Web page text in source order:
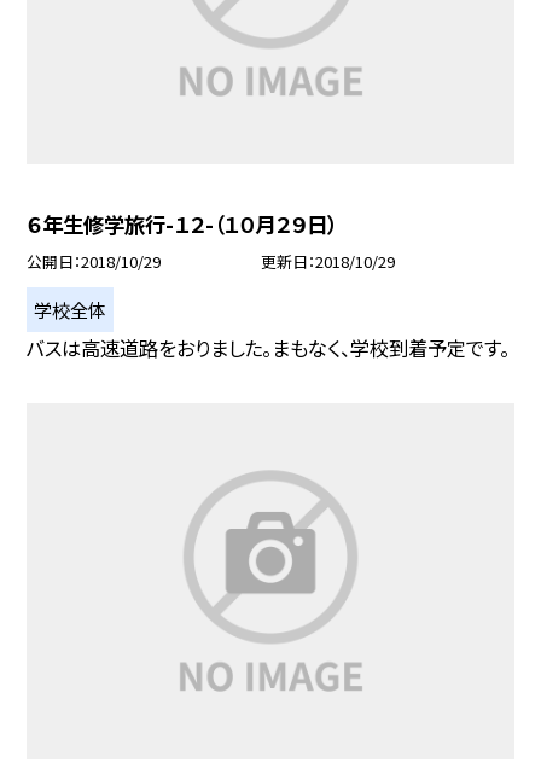
６年生修学旅行-１２-（１０月２９日）
公開日 2018/10/29 更新日 2018/10/29
学校全体
バスは高速道路をおりました。まもなく、学校到着予定です。